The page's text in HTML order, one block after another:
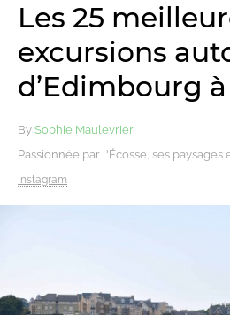
Les 25
excursions
d’Edimbourg
By Sophie Maulevrier
Passionnée par l'Écosse, ses paysages
Instagram